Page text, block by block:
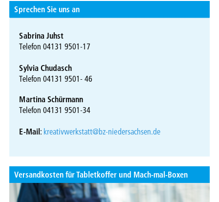
Sprechen Sie uns an
Sabrina Juhst
Telefon 04131 9501-17
Sylvia Chudasch
Telefon 04131 9501- 46
Martina Schürmann
Telefon 04131 9501-34
E-Mail: kreativwerkstatt@bz-niedersachsen.de
Versandkosten für Tabletkoffer und Mach-mal-Boxen